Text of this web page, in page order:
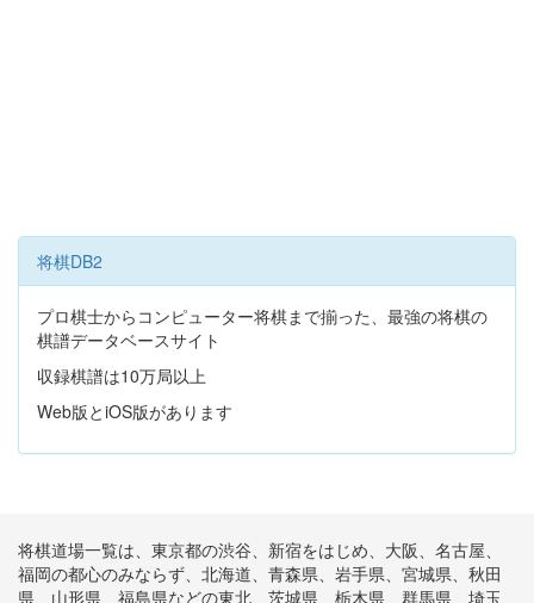
将棋DB2
プロ棋士からコンピューター将棋まで揃った、最強の将棋の
棋譜データベースサイト
収録棋譜は10万局以上
Web版とiOS版があります
将棋道場一覧は、東京都の渋谷、新宿をはじめ、大阪、名古屋、
福岡の都心のみならず、北海道、青森県、岩手県、宮城県、秋田
県、山形県、福島県などの東北、茨城県、栃木県、群馬県、埼玉